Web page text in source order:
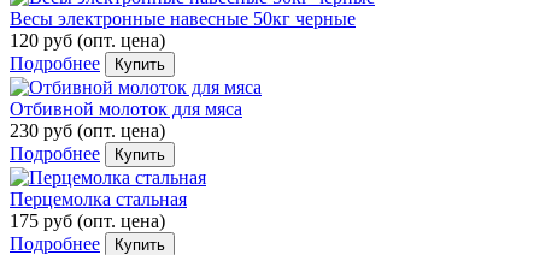
Весы электронные навесные 50кг черные
120 руб (опт. цена)
Подробнее
Купить
Отбивной молоток для мяса
230 руб (опт. цена)
Подробнее
Купить
Перцемолка стальная
175 руб (опт. цена)
Подробнее
Купить